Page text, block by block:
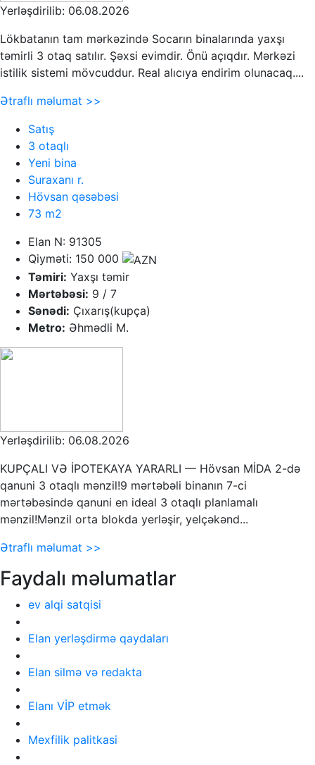
Yerləşdirilib: 06.08.2026
Lökbatanın tam mərkəzində Socarın binalarında yaxşı
təmirli 3 otaq satılır. Şəxsi evimdir. Önü açıqdır. Mərkəzi
istilik sistemi mövcuddur. Real alıcıya endirim olunacaq....
Ətraflı məlumat >>
Satış
3 otaqlı
Yeni bina
Suraxanı r.
Hövsan qəsəbəsi
73 m2
Elan N: 91305
Qiyməti: 150 000
Təmiri: Yaxşı təmir
Mərtəbəsi: 9 / 7
Sənədi: Çıxarış(kupça)
Metro: Əhmədli M.
Yerləşdirilib: 06.08.2026
KUPÇALI VƏ İPOTEKAYA YARARLI — Hövsan MİDA 2-də
qanuni 3 otaqlı mənzil!9 mərtəbəli binanın 7-ci
mərtəbəsində qanuni en ideal 3 otaqlı planlamalı
mənzil!Mənzil orta blokda yerləşir, yelçəkənd...
Ətraflı məlumat >>
Faydalı məlumatlar
ev alqi satqisi
Elan yerləşdirmə qaydaları
Elan silmə və redakta
Elanı VİP etmək
Mexfilik palitkasi